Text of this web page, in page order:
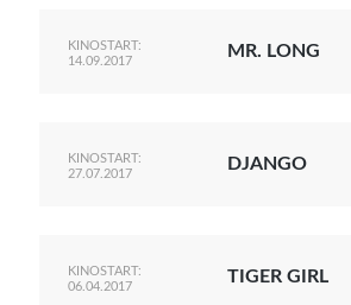
KINOSTART:
14.09.2017
MR. LONG
KINOSTART:
27.07.2017
DJANGO
KINOSTART:
06.04.2017
TIGER GIRL